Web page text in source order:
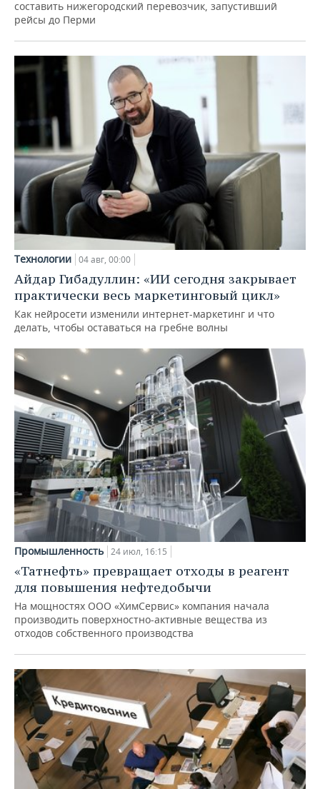
составить нижегородский перевозчик, запустивший
рейсы до Перми
Технологии 04 авг, 00:00
Айдар Гибадуллин: «ИИ сегодня закрывает
практически весь маркетинговый цикл»
Как нейросети изменили интернет-маркетинг и что
делать, чтобы оставаться на гребне волны
Промышленность 24 июл, 16:15
«Татнефть» превращает отходы в реагент
для повышения нефтедобычи
На мощностях ООО «ХимСервис» компания начала
производить поверхностно-активные вещества из
отходов собственного производства